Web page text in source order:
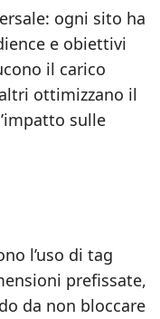
ogni sito ha
e obiettivi
il carico
ottimizzano il
sulle
l’uso di tag
prefissate,
da non bloccare